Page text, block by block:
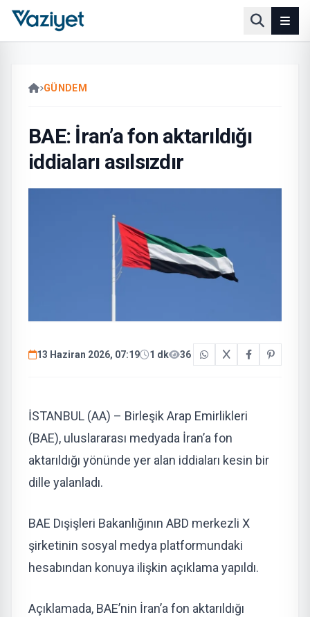
GÜNDEM
BAE: İran’a fon aktarıldığı
iddiaları asılsızdır
13 Haziran 2026, 07:19 1 dk 36
İSTANBUL (AA) – Birleşik Arap Emirlikleri
(BAE), uluslararası medyada İran’a fon
aktarıldığı yönünde yer alan iddiaları kesin bir
dille yalanladı.
BAE Dışişleri Bakanlığının ABD merkezli X
şirketinin sosyal medya platformundaki
hesabından konuya ilişkin açıklama yapıldı.
Açıklamada, BAE’nin İran’a fon aktarıldığı